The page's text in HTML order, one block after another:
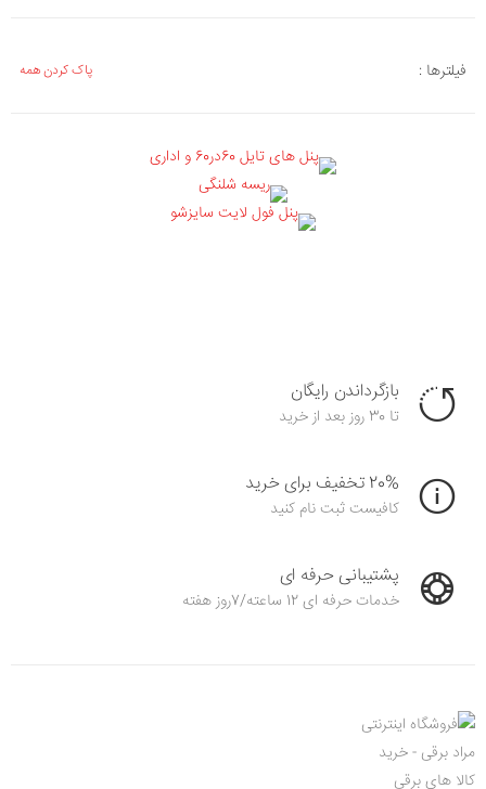
فیلترها : پاک کردن همه
بازگرداندن رایگان
تا 30 روز بعد از خرید
20% تخفیف برای خرید
کافیست ثبت نام کنید
پشتیبانی حرفه ای
خدمات حرفه ای 12 ساعته/7روز هفته